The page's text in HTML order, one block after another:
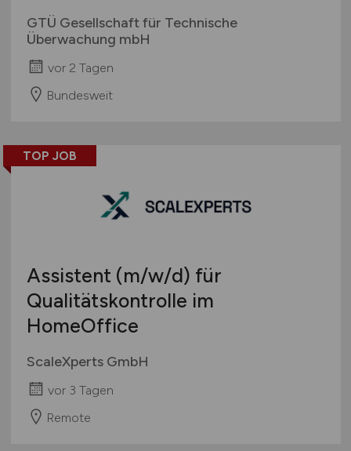
GTÜ Gesellschaft für Technische
Überwachung mbH
vor 2 Tagen
Bundesweit
TOP JOB
Assistent (m/w/d) für
Qualitätskontrolle im
HomeOffice
ScaleXperts GmbH
vor 3 Tagen
Remote